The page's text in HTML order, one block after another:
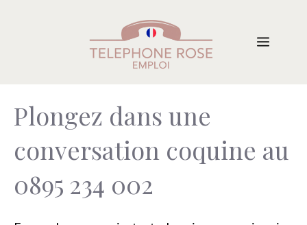
Menu
Plongez dans une
conversation coquine au
0895 234 002